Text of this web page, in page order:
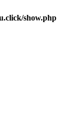
show.php